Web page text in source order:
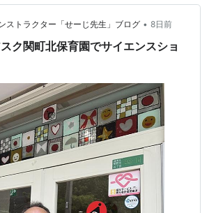
ストラクター「せーじ先生」ブログ • 8日前
ク関町北保育園でサイエンスショ